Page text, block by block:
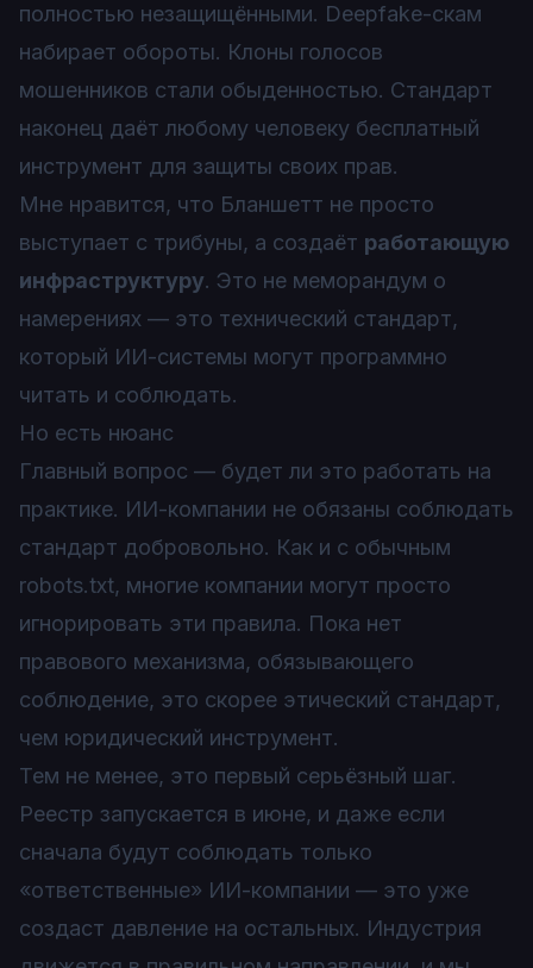
полностью незащищёнными. Deepfake-скам
набирает обороты. Клоны голосов
мошенников стали обыденностью. Стандарт
наконец даёт любому человеку бесплатный
инструмент для защиты своих прав.
Мне нравится, что Бланшетт не просто
выступает с трибуны, а создаёт работающую
инфраструктуру. Это не меморандум о
намерениях — это технический стандарт,
который ИИ-системы могут программно
читать и соблюдать.
Но есть нюанс
Главный вопрос — будет ли это работать на
практике. ИИ-компании не обязаны соблюдать
стандарт добровольно. Как и с обычным
robots.txt, многие компании могут просто
игнорировать эти правила. Пока нет
правового механизма, обязывающего
соблюдение, это скорее этический стандарт,
чем юридический инструмент.
Тем не менее, это первый серьёзный шаг.
Реестр запускается в июне, и даже если
сначала будут соблюдать только
«ответственные» ИИ-компании — это уже
создаст давление на остальных. Индустрия